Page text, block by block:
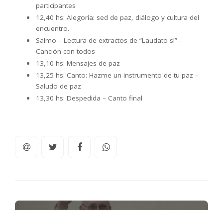
participantes
12,40 hs: Alegoría: sed de paz, diálogo y cultura del
encuentro.
Salmo – Lectura de extractos de “Laudato sì” –
Canción con todos
13,10 hs: Mensajes de paz
13,25 hs: Canto: Hazme un instrumento de tu paz –
Saludo de paz
13,30 hs: Despedida – Canto final